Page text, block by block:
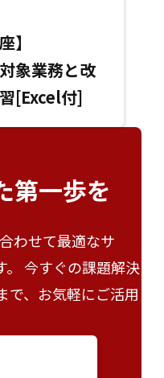
】
象業務と改
[Excel付]
第一歩を
わせて最適なサ
。 今すぐの課題解決
で、お気軽にご活用